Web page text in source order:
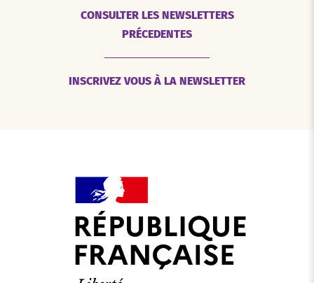
CONSULTER LES NEWSLETTERS
PRÉCEDENTES
INSCRIVEZ VOUS À LA NEWSLETTER